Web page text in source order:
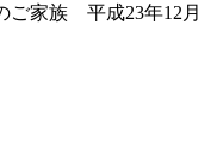
家族 平成23年12月